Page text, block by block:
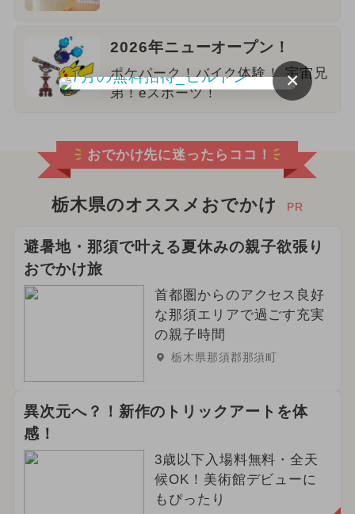
2026年ニューオープン！
ポケパーク！バイク体験！ 宇宙兄
弟！eスポーツ！
おでかけ先に迷ったらココ！
栃木県のオススメおでかけ PR
避暑地・那須で叶える夏休みの親子欲張り
おでかけ旅
首都圏からのアクセス良好
な那須エリアで過ごす充実
の親子時間
栃木県那須郡那須町
異次元へ？！新作のトリックアートを体
感！
3歳以下入場料無料・全天
候OK！美術館デビューに
もぴったり
×